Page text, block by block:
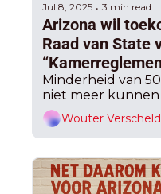
Jul 8, 2025 • 3 min read
Arizona wil
Raad van State
worden”.
Minderheid van
niet meer
Wouter